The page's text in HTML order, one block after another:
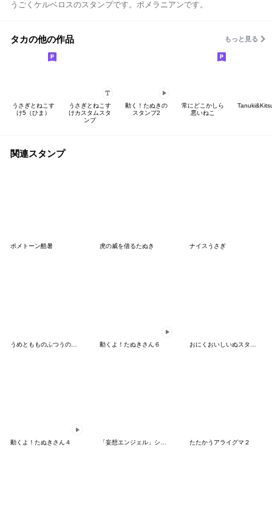
うごくケルベロスのスタンプです。ポメラニアンです。
タカの他の作品 もっと見る
うさぎとねこす
け5（ひま）
うさぎとねこす
けカスタムスタ
ンプ
動く！たぬきの
スタンプ2
常にどこかしら
悪いねこ
関連スタンプ
ポメトーン酷暑 虎の威を借るたぬき ナイスうさぎ
動くよ！たぬきさん６
動くよ！たぬきさん４ たたかうアライグマ２